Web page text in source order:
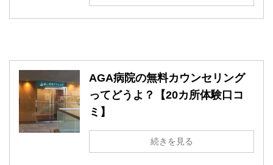
AGA病院の無料カウンセリング
ってどうよ？【20カ所体験口コ
ミ】
続きを見る